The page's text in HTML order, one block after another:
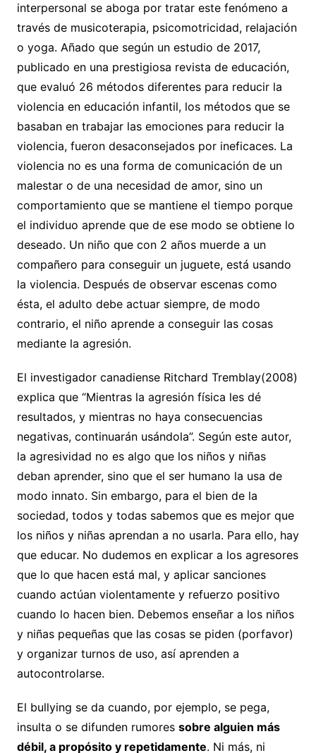
interpersonal se aboga por tratar este fenómeno a
través de musicoterapia, psicomotricidad, relajación
o yoga. Añado que según un estudio de 2017,
publicado en una prestigiosa revista de educación,
que evaluó 26 métodos diferentes para reducir la
violencia en educación infantil, los métodos que se
basaban en trabajar las emociones para reducir la
violencia, fueron desaconsejados por ineficaces. La
violencia no es una forma de comunicación de un
malestar o de una necesidad de amor, sino un
comportamiento que se mantiene el tiempo porque
el individuo aprende que de ese modo se obtiene lo
deseado. Un niño que con 2 años muerde a un
compañero para conseguir un juguete, está usando
la violencia. Después de observar escenas como
ésta, el adulto debe actuar siempre, de modo
contrario, el niño aprende a conseguir las cosas
mediante la agresión.
El investigador canadiense Ritchard Tremblay(2008)
explica que “Mientras la agresión física les dé
resultados, y mientras no haya consecuencias
negativas, continuarán usándola”. Según este autor,
la agresividad no es algo que los niños y niñas
deban aprender, sino que el ser humano la usa de
modo innato. Sin embargo, para el bien de la
sociedad, todos y todas sabemos que es mejor que
los niños y niñas aprendan a no usarla. Para ello, hay
que educar. No dudemos en explicar a los agresores
que lo que hacen está mal, y aplicar sanciones
cuando actúan violentamente y refuerzo positivo
cuando lo hacen bien. Debemos enseñar a los niños
y niñas pequeñas que las cosas se piden (porfavor)
y organizar turnos de uso, así aprenden a
autocontrolarse.
El bullying se da cuando, por ejemplo, se pega,
insulta o se difunden rumores sobre alguien más
débil, a propósito y repetidamente. Ni más, ni